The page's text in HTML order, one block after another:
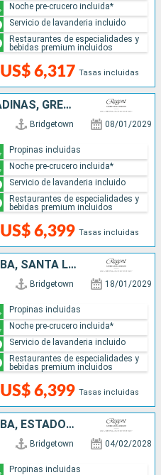
US$ 6,317 Tasas incluidas
Noche pre-crucero incluida*
Servicio de lavanderia incluido
Restaurantes de especialidades y
bebidas premium incluidos
SAN VINCENT Y LAS GRANADINAS, GRENADA, SANTA LUCIA, FRANCIA, ESTADOS UNIDOS, DOMINICA, BARBADOS
Bridgetown 08/01/2029
US$ 6,399 Tasas incluidas
Propinas incluidas
Noche pre-crucero incluida*
Servicio de lavanderia incluido
Restaurantes de especialidades y
bebidas premium incluidos
BARBADOS, GRENADA, ARUBA, SANTA LUCIA, SAN VINCENT Y LAS GRANADINAS
Bridgetown 18/01/2029
US$ 6,399 Tasas incluidas
Propinas incluidas
Noche pre-crucero incluida*
Servicio de lavanderia incluido
Restaurantes de especialidades y
bebidas premium incluidos
BARBADOS, GRENADA, ARUBA, ESTADOS UNIDOS, DOMINICA
Bridgetown 04/02/2028
Propinas incluidas